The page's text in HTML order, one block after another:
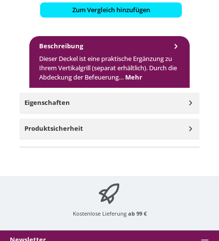
Zum Vergleich hinzufügen
Beschreibung
Dieser Deckel ist eine praktische Ergänzung zu
Ihrem Vertikalgrill (separat erhältlich). Durch die
Abdeckung der Befeuerung… Mehr
Eigenschaften
Produktsicherheit
Kostenlose Lieferung ab 99 €